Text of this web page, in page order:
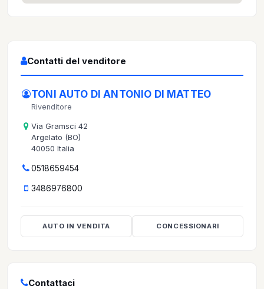
Contatti del venditore
TONI AUTO DI ANTONIO DI MATTEO
Rivenditore
Via Gramsci 42
Argelato (BO)
40050 Italia
0518659454
3486976800
AUTO IN VENDITA CONCESSIONARI
Contattaci